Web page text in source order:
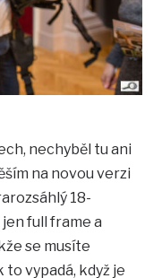
nechyběl tu ani
na novou verzi
18-
jen full frame a
se musíte
vypadá, když je